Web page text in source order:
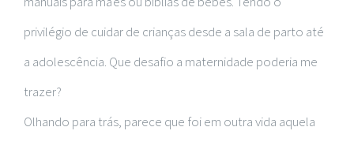
privilégio de cuidar de crianças desde a sala de parto até
a adolescência. Que desafio a maternidade poderia me
trazer?
Olhando para trás, parece que foi em outra vida aquela